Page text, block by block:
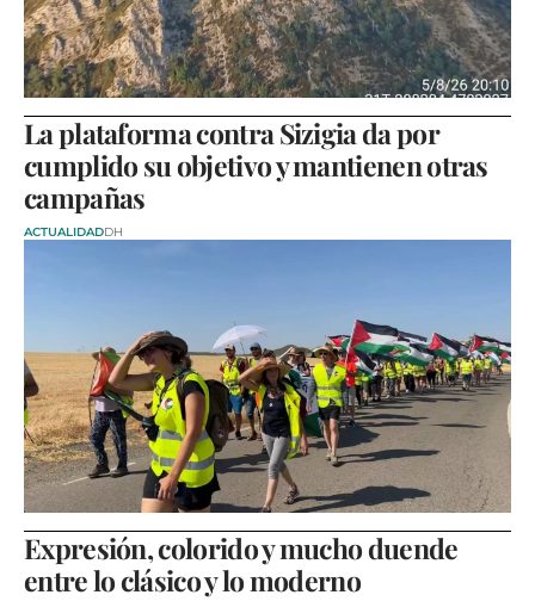
La plataforma contra Sizigia da por
cumplido su objetivo y mantienen otras
campañas
ACTUALIDADDH
Expresión, colorido y mucho duende
entre lo clásico y lo moderno